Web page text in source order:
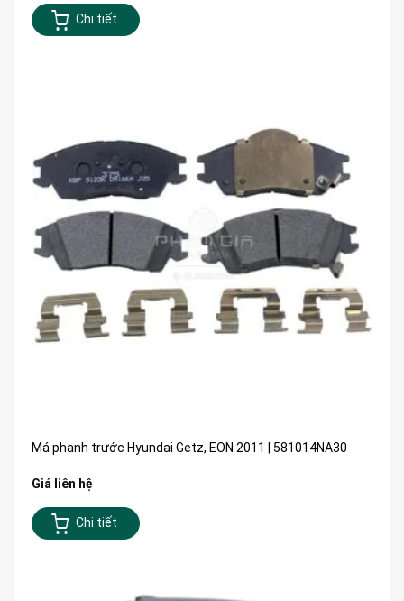
Chi tiết
Má phanh trước Hyundai Getz, EON 2011 | 581014NA30
Giá liên hệ
Chi tiết